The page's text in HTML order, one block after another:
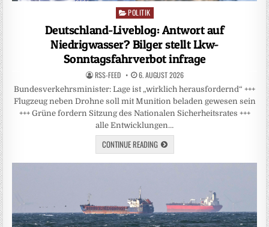
Posted
in
POLITIK
Deutschland-Liveblog: Antwort auf
Niedrigwasser? Bilger stellt Lkw-
Sonntagsfahrverbot infrage
RSS-FEED 6. AUGUST 2026
Bundesverkehrsminister: Lage ist „wirklich herausfordernd“ +++
Flugzeug neben Drohne soll mit Munition beladen gewesen sein
+++ Grüne fordern Sitzung des Nationalen Sicherheitsrates +++
alle Entwicklungen…
CONTINUE READING